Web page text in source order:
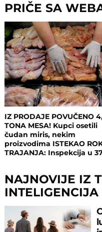
PRIČE SA
IZ PRODAJE POVUČENO
TONA MESA! Kupci osetili
čudan miris, nekim
proizvodima ISTEKAO
TRAJANJA: Inspekcija u
NAJNOVIJE IZ
INTELIGENCIJA